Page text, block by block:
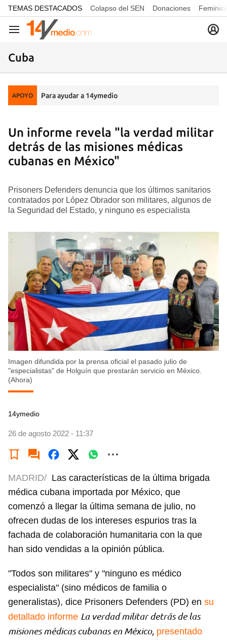
common.go-to-content
TEMAS DESTACADOS Colapso del SEN Donaciones
Navegación
Cuba
APOYO Para ayudar a 14ymedio
Un informe revela "la verdad militar
detrás de las misiones médicas
cubanas en México"
Prisoners Defenders denuncia que los últimos sanitarios
contratados por López Obrador son militares, algunos de
la Seguridad del Estado, y ninguno es especialista
Imagen difundida por la prensa oficial el pasado julio de
"especialistas" de Holguín que prestarán servicio en México.
(Ahora)
14ymedio
26 de agosto 2022 - 11:37
MADRID/ Las características de la última brigada
médica cubana importada por México, que
comenzó a llegar la última semana de julio, no
ofrecen dudas de los intereses espurios tras la
fachada de colaboración humanitaria con la que
han sido vendidas a la opinión pública.
"Todos son militares" y "ninguno es médico
especialista" (sino médicos de familia o
generalistas), dice Prisoners Defenders (PD) en su
detallado informe La verdad militar detrás de las
misiones médicas cubanas en México, presentado